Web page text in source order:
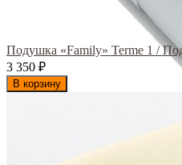
Подушка «Family» Terme 1 /
3 350 ₽
В корзину